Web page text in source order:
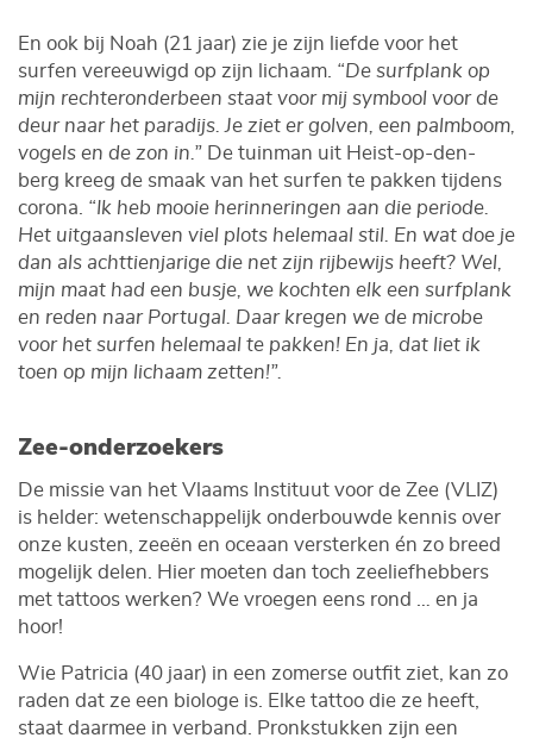
En ook bij Noah (21 jaar) zie je zijn liefde voor het
surfen vereeuwigd op zijn lichaam. “De surfplank op
mijn rechteronderbeen staat voor mij symbool voor de
deur naar het paradijs. Je ziet er golven, een palmboom,
vogels en de zon in.” De tuinman uit Heist-op-den-
berg kreeg de smaak van het surfen te pakken tijdens
corona. “Ik heb mooie herinneringen aan die periode.
Het uitgaansleven viel plots helemaal stil. En wat doe je
dan als achttienjarige die net zijn rijbewijs heeft? Wel,
mijn maat had een busje, we kochten elk een surfplank
en reden naar Portugal. Daar kregen we de microbe
voor het surfen helemaal te pakken! En ja, dat liet ik
toen op mijn lichaam zetten!”.
Zee-onderzoekers
De missie van het Vlaams Instituut voor de Zee (VLIZ)
is helder: wetenschappelijk onderbouwde kennis over
onze kusten, zeeën en oceaan versterken én zo breed
mogelijk delen. Hier moeten dan toch zeeliefhebbers
met tattoos werken? We vroegen eens rond … en ja
hoor!
Wie Patricia (40 jaar) in een zomerse outfit ziet, kan zo
raden dat ze een biologe is. Elke tattoo die ze heeft,
staat daarmee in verband. Pronkstukken zijn een